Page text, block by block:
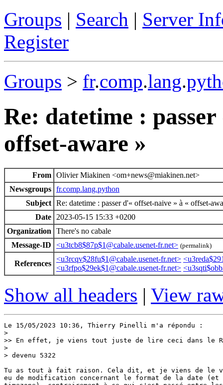
Groups | Search | Server
Register
Groups > fr.comp.lang.
Re: datetime :
offset-aware »
From Olivier Miakinen <om+news@miakinen.net>
Newsgroups fr.comp.lang.python
Subject Re: datetime : passer d'« offset-naive » à « offset-
Date
2023-05-15 15:33 +0200
Organization
There's no cabale
Message-ID
<u3tcb8$87p$1@cabale.usenet-fr.net> (permalink)
References
<u3rcqv$28fu$1@cabale.usenet-fr.net>
<u3rfpo$29ek$1@cabale.usenet-fr.net>
Show all headers | View
Le 15/05/2023 10:36, Thierry Pinelli m'a répondu :
>
>> En effet, je viens tout juste de lire ceci dans le
>
> devenu 5322
Tu as tout à fait raison. Cela dit, et je viens de
eu de modification concernant le format de la date